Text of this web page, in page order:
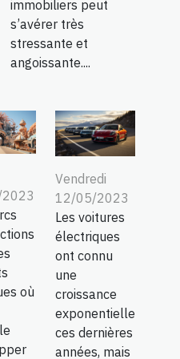
immobiliers peut
s’avérer très
stressante et
angoissante....
où
Vendredi
12/05/2023
Les voitures
électriques
ont connu
une
croissance
exponentielle
ces dernières
années, mais